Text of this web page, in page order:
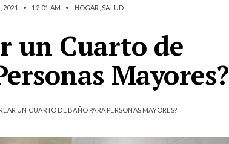
2021 • 12:01 AM • HOGAR ,SALUD
un Cuarto de
Mayores?
UN CUARTO DE BAÑO PARA PERSONAS MAYORES?